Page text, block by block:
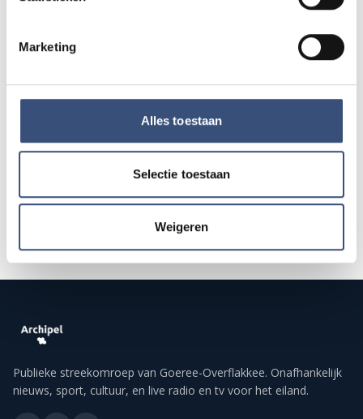
Marketing
Alles toestaan
Selectie toestaan
Weigeren
📍Ouddorp🕐19:30
Alle events op de agenda →
Publieke streekomroep van Goeree-Overflakkee. Onafhankelijk
nieuws, sport, cultuur, en live radio en tv voor het eiland.